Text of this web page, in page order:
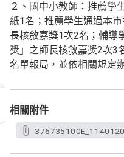
２、國中小教師：推薦學
紙1名；推薦學生通過本
長核敘嘉獎1次2名；輔導
獎」之師長核敘嘉獎2次3
名單報局，並依相關規定
相關附件